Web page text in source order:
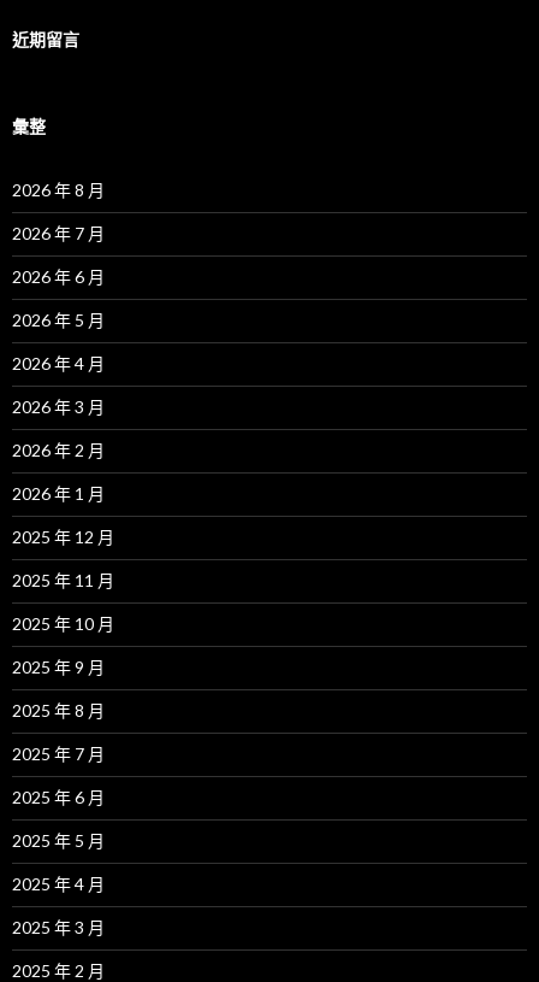
近期留言
彙整
2026 年 8 月
2026 年 7 月
2026 年 6 月
2026 年 5 月
2026 年 4 月
2026 年 3 月
2026 年 2 月
2026 年 1 月
2025 年 12 月
2025 年 11 月
2025 年 10 月
2025 年 9 月
2025 年 8 月
2025 年 7 月
2025 年 6 月
2025 年 5 月
2025 年 4 月
2025 年 3 月
2025 年 2 月